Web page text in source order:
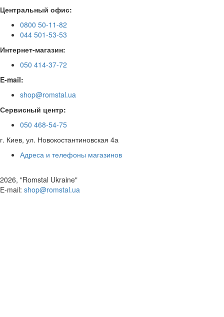
Центральный офис:
0800 50-11-82
044 501-53-53
Интернет-магазин:
050 414-37-72
E-mail:
shop@romstal.ua
Сервисный центр:
050 468-54-75
г. Киев, ул. Новокостантиновская 4а
Адреса и телефоны магазинов
2026, "Romstal Ukraine"
​E-mail: shop@romstal.ua